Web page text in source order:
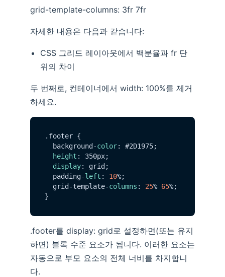
grid-template-columns: 3fr 7fr
자세한 내용은 다음과 같습니다:
CSS 그리드 레이아웃에서 백분율과 fr 단
위의 차이
두 번째로, 컨테이너에서 width: 100%를 제거
하세요.
. footer {
  background-
color: #2D1975;
height : 350px;
display: grid;
  padding-
left : 10%;
  grid-template-
columns : 25% 65%;
.footer를 display: grid로 설정하면(또는 유지
하면) 블록 수준 요소가 됩니다. 이러한 요소는
자동으로 부모 요소의 전체 너비를 차지합니
다.